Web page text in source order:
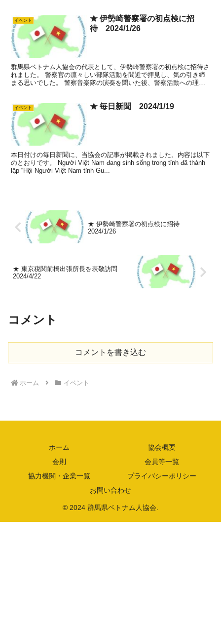
イベント
★ 伊勢崎警察署の初点検に招
待 2024/1/26
群馬県ベトナム人協会の代表として、伊勢崎警察署の初点検に招待さ
れました。 警察官の凛々しい部隊活動を間近で拝見し、気の引き締
まる思いでした。 警察音楽隊の演奏を聞いた後、警察活動への理解
イベント ★ 毎日新聞 2024/1/19
本日付けの毎日新聞に、当協会の記事が掲載されました。内容は以下
のとおりです。 Người Việt Nam đang sinh sống trong tỉnh đã thành
lập “Hội Người Việt Nam tỉnh Gu...
★ 伊勢崎警察署の初点検に招待
2024/1/26
★ 東京税関前橋出張所長を表敬訪問
2024/4/22
コメント
コメントを書き込む
ホーム イベント
ホーム
協会概要
会則
会員等一覧
協力機関・企業一覧
プライバシーポリシー
お問い合わせ
© 2024 群馬県ベトナム人協会.